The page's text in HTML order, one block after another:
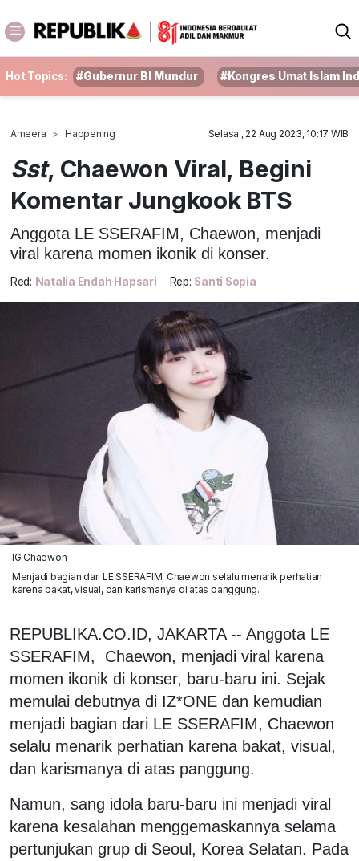
Hot Topics: #Gubernur BI Mundur #Kongres Umat Islam
Ameera Happening Selasa , 22 Aug 2023, 10:17 WIB
Sst, Chaewon Viral, Begini
Komentar Jungkook BTS
Anggota LE SSERAFIM, Chaewon, menjadi
viral karena momen ikonik di konser.
Red: Natalia Endah Hapsari Rep: Santi Sopia
IG Chaewon
Menjadi bagian dari LE SSERAFIM, Chaewon selalu menarik perhatian
karena bakat, visual, dan karismanya di atas panggung.
REPUBLIKA.CO.ID, JAKARTA -- Anggota LE
SSERAFIM, Chaewon, menjadi viral karena
momen ikonik di konser, baru-baru ini. Sejak
memulai debutnya di IZ*ONE dan kemudian
menjadi bagian dari LE SSERAFIM, Chaewon
selalu menarik perhatian karena bakat, visual,
dan karismanya di atas panggung.
Namun, sang idola baru-baru ini menjadi viral
karena kesalahan menggemaskannya selama
pertunjukan grup di Seoul, Korea Selatan. Pada